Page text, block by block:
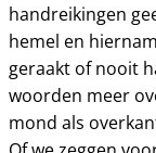
handreikingen
hemel en
geraakt of nooit
woorden meer
mond als